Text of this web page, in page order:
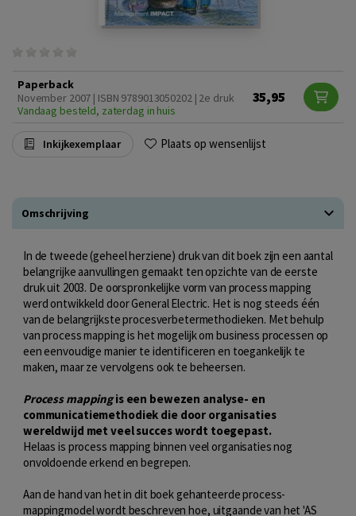
Paperback
November 2007 | ISBN 9789013050202 | 2e druk
Vandaag besteld, zaterdag in huis
35,95
Inkijkexemplaar Plaats op wensenlijst
Omschrijving
In de tweede (geheel herziene) druk van dit boek zijn een aantal
belangrijke aanvullingen gemaakt ten opzichte van de eerste
druk uit 2003. De oorspronkelijke vorm van process mapping
werd ontwikkeld door General Electric. Het is nog steeds één
van de belangrijkste procesverbetermethodieken. Met behulp
van process mapping is het mogelijk om business processen op
een eenvoudige manier te identificeren en toegankelijk te
maken, maar ze vervolgens ook te beheersen.
Process mappingis een bewezen analyse- en
communicatiemethodiek die door organisaties
wereldwijd met veel succes wordt toegepast.
Helaas is process mapping binnen veel organisaties nog
onvoldoende erkend en begrepen.
Aan de hand van het in dit boek gehanteerde process-
mappingmodel wordt beschreven hoe, uitgaande van het 'AS